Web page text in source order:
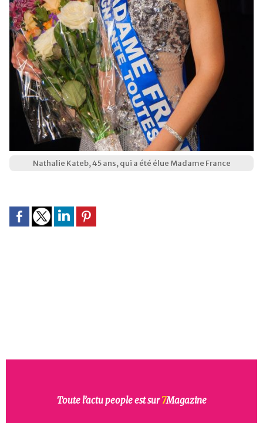
Nathalie Kateb, 45 ans, qui a été élue Madame France
Toute l’actu people est sur7Magazine